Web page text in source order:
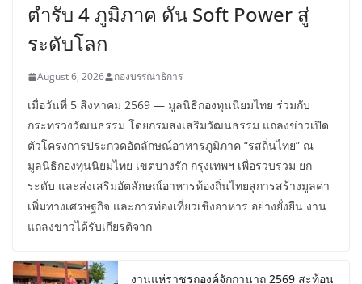
ตำรับ 4 ภูมิภาค ดัน Soft Power สู่
ระดับโลก
August 6, 2026 กองบรรณาธิการ
เมื่อวันที่ 5 สิงหาคม 2569 — มูลนิธิกองทุนนิยมไทย ร่วมกับ
กระทรวงวัฒนธรรม โดยกรมส่งเสริมวัฒนธรรม แถลงข่าวเปิด
ตัวโครงการประกวดอัตลักษณ์อาหารภูมิภาค “รสถิ่นไทย” ณ
มูลนิธิกองทุนนิยมไทย เขตบางรัก กรุงเทพฯ เพื่อรวบรวม ยก
ระดับ และส่งเสริมอัตลักษณ์อาหารท้องถิ่นไทยสู่การสร้างมูลค่า
เพิ่มทางเศรษฐกิจ และการท่องเที่ยวเชิงอาหาร อย่างยั่งยืน งาน
แถลงข่าวได้รับเกียรติจาก
งานแห่ราชรถองค์จักกานาถ 2569 สะท้อน